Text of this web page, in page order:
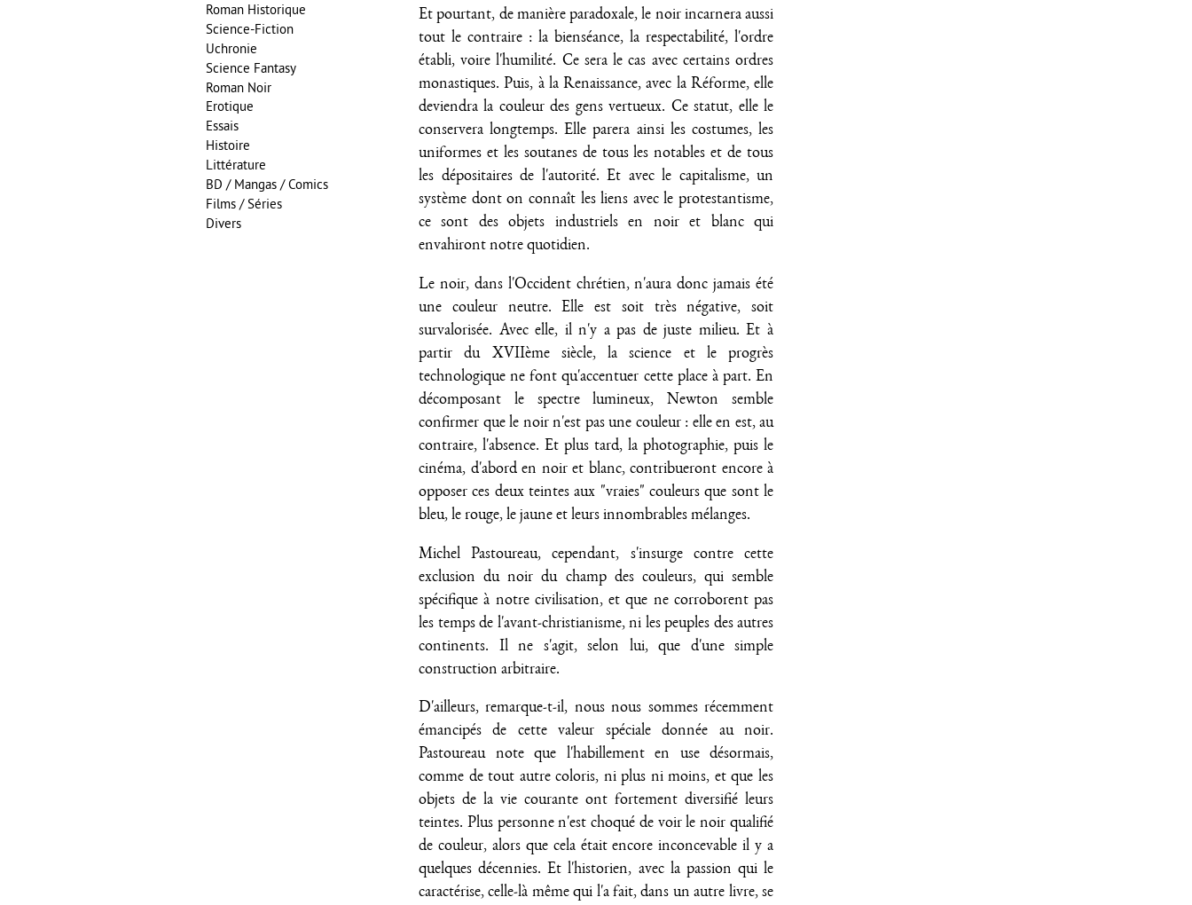
Et pourtant, de manière paradoxale, le noir incarnera aussi
tout le contraire : la bienséance, la respectabilité, l'ordre
établi, voire l'humilité. Ce sera le cas avec certains ordres
monastiques. Puis, à la Renaissance, avec la Réforme, elle
deviendra la couleur des gens vertueux. Ce statut, elle le
conservera longtemps. Elle parera ainsi les costumes, les
uniformes et les soutanes de tous les notables et de tous
les dépositaires de l'autorité. Et avec le capitalisme, un
système dont on connaît les liens avec le protestantisme,
ce sont des objets industriels en noir et blanc qui
envahiront notre quotidien.
Le noir, dans l'Occident chrétien, n'aura donc jamais été
une couleur neutre. Elle est soit très négative, soit
survalorisée. Avec elle, il n'y a pas de juste milieu. Et à
partir du XVIIème siècle, la science et le progrès
technologique ne font qu'accentuer cette place à part. En
décomposant le spectre lumineux, Newton semble
confirmer que le noir n'est pas une couleur : elle en est, au
contraire, l'absence. Et plus tard, la photographie, puis le
cinéma, d'abord en noir et blanc, contribueront encore à
opposer ces deux teintes aux "vraies" couleurs que sont le
bleu, le rouge, le jaune et leurs innombrables mélanges.
Michel Pastoureau, cependant, s'insurge contre cette
exclusion du noir du champ des couleurs, qui semble
spécifique à notre civilisation, et que ne corroborent pas
les temps de l'avant-christianisme, ni les peuples des autres
continents. Il ne s'agit, selon lui, que d'une simple
construction arbitraire.
D'ailleurs, remarque-t-il, nous nous sommes récemment
émancipés de cette valeur spéciale donnée au noir.
Pastoureau note que l'habillement en use désormais,
comme de tout autre coloris, ni plus ni moins, et que les
objets de la vie courante ont fortement diversifié leurs
teintes. Plus personne n'est choqué de voir le noir qualifié
de couleur, alors que cela était encore inconcevable il y a
quelques décennies. Et l'historien, avec la passion qui le
caractérise, celle-là même qui l'a fait, dans un autre livre, se
Roman Historique
Science-Fiction
Uchronie
Science Fantasy
Roman Noir
Erotique
Essais
Histoire
Littérature
BD / Mangas / Comics
Films / Séries
Divers